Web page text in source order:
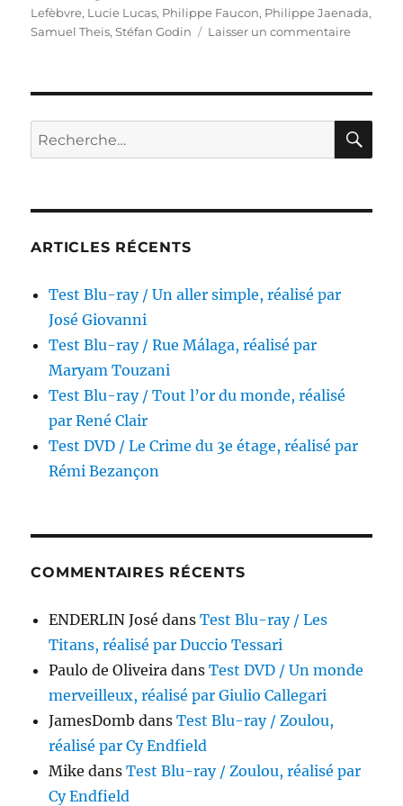
Lefèbvre, Lucie Lucas, Philippe Faucon, Philippe Jaenada,
Samuel Theis,Stéfan Godin Laisser un commentairesur
Petite
femelle,
réalisé
Recherche
pour :
ARTICLES RÉCENTS
Test Blu-ray / Un aller simple, réalisé par
José Giovanni
Test Blu-ray / Rue Málaga, réalisé par
Maryam Touzani
Test Blu-ray / Tout l’or du monde, réalisé
par René Clair
Test DVD / Le Crime du 3e étage, réalisé par
Rémi Bezançon
COMMENTAIRES RÉCENTS
ENDERLIN José dansTest Blu-ray / Les
Titans, réalisé par Duccio Tessari
Paulo de Oliveira dansTest DVD / Un monde
merveilleux, réalisé par Giulio Callegari
JamesDomb dansTest Blu-ray / Zoulou,
réalisé par Cy Endfield
Mike dansTest Blu-ray / Zoulou, réalisé par
Cy Endfield